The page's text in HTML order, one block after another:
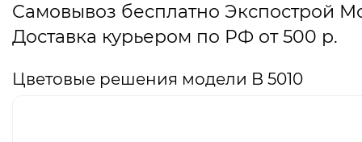
Самовывоз бесплатно Экспострой
Доставка курьером по РФ от 500 р.
Цветовые решения модели B 5010